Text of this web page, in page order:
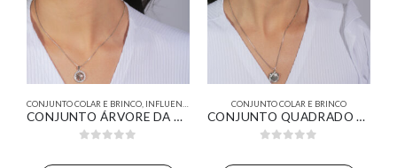
CONJUNTO COLAR E BRINCO, INFLUENCER
CONJUNTO ÁRVORE DA VIDA CRAVEJADO BANHADO EM OURO BRANCO
CONJUNTO COLAR E BRINCO
CONJUNTO QUADRADO COM LOSANGO CRAVEJADO BANHADO EM OURO BRANCO